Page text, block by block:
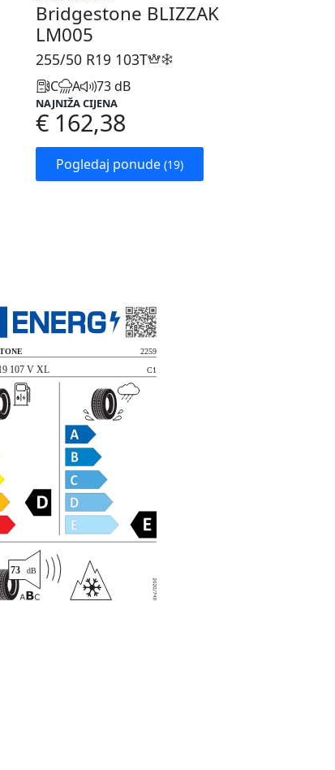
Bridgestone BLIZZAK
LM005
255/50 R19 103T
C A 73 dB
NAJNIŽA CIJENA
€ 162,38
Pogledaj ponude (19)